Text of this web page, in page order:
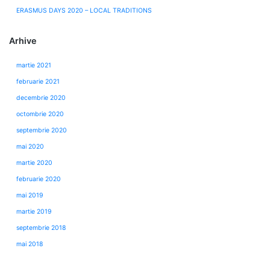
ERASMUS DAYS 2020 – LOCAL TRADITIONS
Arhive
martie 2021
februarie 2021
decembrie 2020
octombrie 2020
septembrie 2020
mai 2020
martie 2020
februarie 2020
mai 2019
martie 2019
septembrie 2018
mai 2018